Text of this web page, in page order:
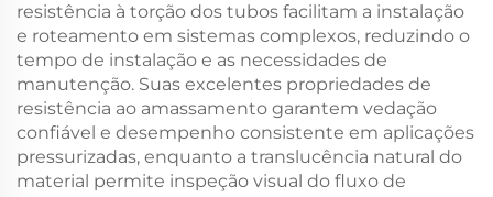
resistência à torção dos tubos facilitam a instalação
e roteamento em sistemas complexos, reduzindo o
tempo de instalação e as necessidades de
manutenção. Suas excelentes propriedades de
resistência ao amassamento garantem vedação
confiável e desempenho consistente em aplicações
pressurizadas, enquanto a translucência natural do
material permite inspeção visual do fluxo de